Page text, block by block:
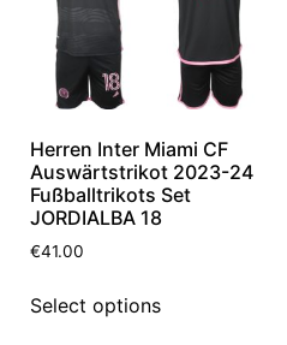
Herren Inter Miami CF
Auswärtstrikot 2023-24
Fußballtrikots Set
JORDIALBA 18
€41.00
Select options